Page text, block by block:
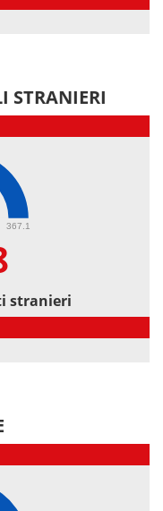
STRANIERI
367.1
stranieri